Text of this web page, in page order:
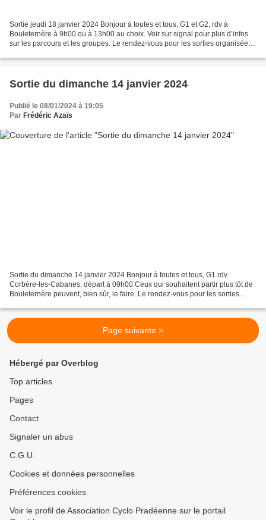
Sortie jeudi 18 janvier 2024 Bonjour à toutes et tous, G1 et G2, rdv à
Bouleternère à 9h00 ou à 13h00 au choix. Voir sur signal pour plus d’infos
sur les parcours et les groupes. Le rendez-vous pour les sorties organisées
Sortie du dimanche 14 janvier 2024
Publié le 08/01/2024 à 19:05
Par Frédéric Azaïs
Sortie du dimanche 14 janvier 2024 Bonjour à toutes et tous, G1 rdv
Corbère-les-Cabanes, départ à 09h00 Ceux qui souhaitent partir plus tôt de
Bouleternère peuvent, bien sûr, le faire. Le rendez-vous pour les sorties
Page suivante >
Hébergé par Overblog
Top articles
Pages
Contact
Signaler un abus
C.G.U.
Cookies et données personnelles
Préférences cookies
Voir le profil de Association Cyclo Pradéenne sur le portail